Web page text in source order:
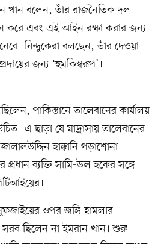
খান বলেন, তাঁর রাজনৈতিক দল
করে এবং এই আইন রক্ষা করার জন্য
নিন্দুকেরা বলছেন, তাঁর দেওয়া
জন্য ‘হুমকিস্বরূপ’।
পাকিস্তানে তালেবানের কার্যালয়
এ ছাড়া যে মাদ্রাসায় তালেবানের
হাক্কানি পড়াশোনা
প্রধান ব্যক্তি সামি-উল হকের সঙ্গে
ওপর জঙ্গি হামলার
সরব ছিলেন না ইমরান খান। শুরু